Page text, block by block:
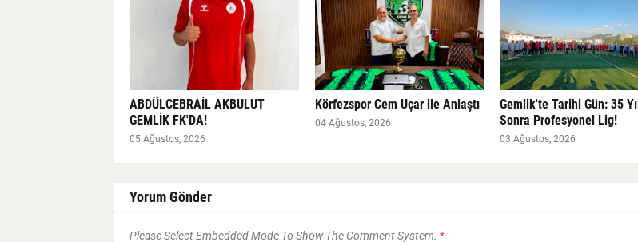
ABDÜLCEBRAİL AKBULUT
GEMLİK FK'DA!
05 Ağustos, 2026
Körfezspor Cem Uçar ile Anlaştı
04 Ağustos, 2026
Gemlik'te Tarihi Gün: 35 Yıl
Sonra Profesyonel Lig!
03 Ağustos, 2026
Yorum Gönder
Please Select Embedded Mode To Show The Comment System. *